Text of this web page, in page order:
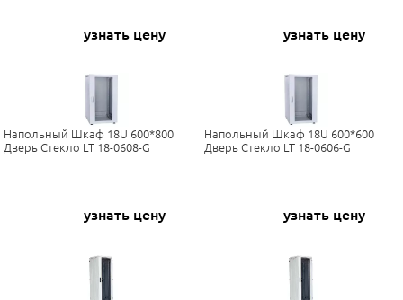
узнать цену узнать цену
Напольный Шкаф 18U 600*800
Дверь Стекло LT 18-0608-G
узнать цену
Напольный Шкаф 18U 600*600
Дверь Стекло LT 18-0606-G
узнать цену